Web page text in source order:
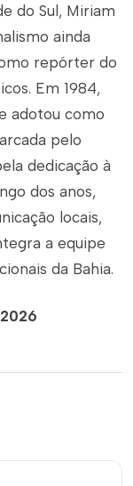
do Sul, Miriam
ainda
repórter do
Em 1984,
adotou como
pelo
dedicação à
dos anos,
locais,
a equipe
da Bahia.